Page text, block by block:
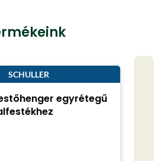
SCHULLER
egyrétegű